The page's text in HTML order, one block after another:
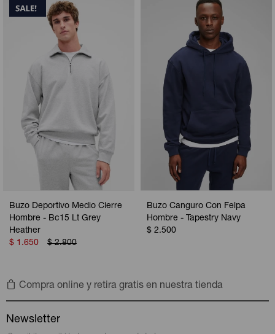
Buzo Deportivo Medio Cierre
Hombre - Bc15 Lt Grey
Heather
$ 1.650 $ 2.800
Buzo Canguro Con Felpa
Hombre - Tapestry Navy
$ 2.500
Compra online y retira gratis en nuestra tienda
Newsletter